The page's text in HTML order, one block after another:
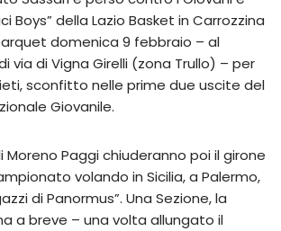
Boys” della Lazio Basket in Carrozzina
domenica 9 febbraio – al
via di Vigna Girelli (zona Trullo) – per
sconfitto nelle prime due uscite del
Giovanile.
Paggi chiuderanno poi il girone
volando in Sicilia, a Palermo,
di Panormus”. Una Sezione, la
a breve – una volta allungato il